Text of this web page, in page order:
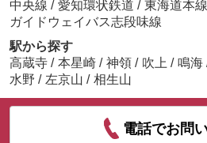
中央線 / 愛知環状鉄道 / 東海道本線
ガイドウェイバス志段味線
駅から探す
高蔵寺 / 本星崎 / 神領 / 吹上 / 鳴海
水野 / 左京山 / 相生山
電話でお問